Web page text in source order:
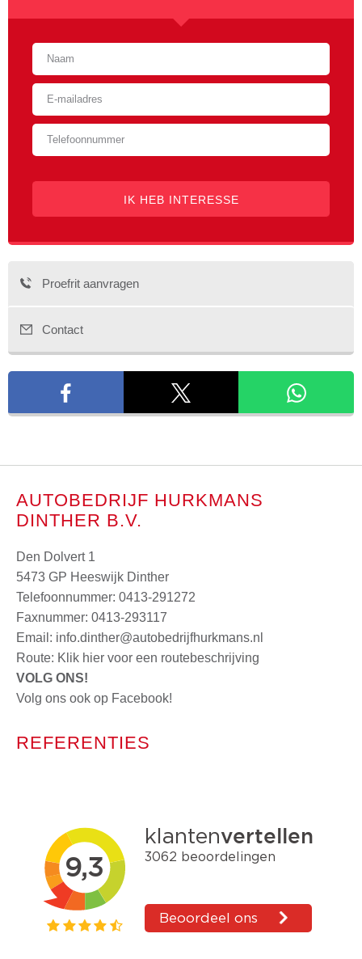
IK HEB INTERESSE
Proefrit aanvragen
Contact
AUTOBEDRIJF HURKMANS
DINTHER B.V.
Den Dolvert 1
5473 GP Heeswijk Dinther
Telefoonnummer: 0413-291272
Faxnummer: 0413-293117
Email: info.dinther@autobedrijfhurkmans.nl
Route: Klik hier voor een routebeschrijving
VOLG ONS!
Volg ons ook op Facebook!
REFERENTIES